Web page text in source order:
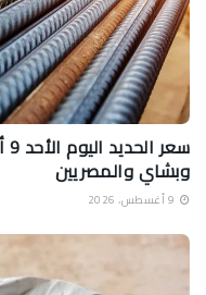
وبشاي والمصريين